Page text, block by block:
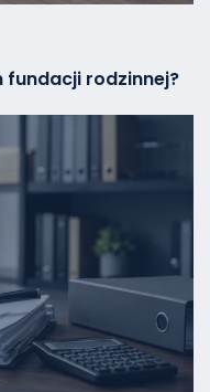
rodzinnej?